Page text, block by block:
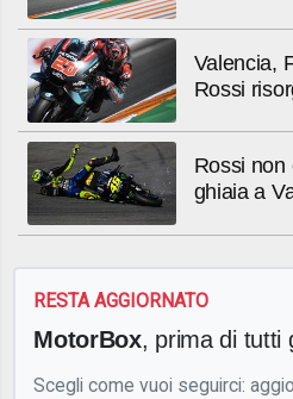
Valencia,
Rossi
Rossi non
ghiaia a
RESTA AGGIORNATO
MotorBox, prima di tutti
Scegli come vuoi seguirci: